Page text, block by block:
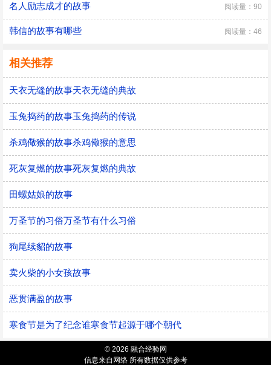
名人励志成才的故事 阅读量：90
韩信的故事有哪些 阅读量：46
相关推荐
天衣无缝的故事天衣无缝的典故
玉兔捣药的故事玉兔捣药的传说
杀鸡儆猴的故事杀鸡儆猴的意思
死灰复燃的故事死灰复燃的典故
田螺姑娘的故事
万圣节的习俗万圣节有什么习俗
狗尾续貂的故事
卖火柴的小女孩故事
恶贯满盈的故事
寒食节是为了纪念谁寒食节起源于哪个朝代
© 2026 融合经验网
信息来自网络 所有数据仅供参考